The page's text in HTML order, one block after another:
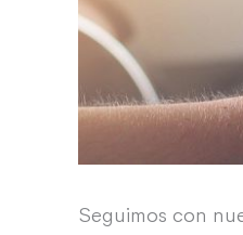
Seguimos con